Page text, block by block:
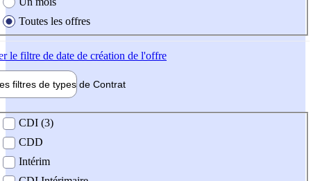
Toutes les offres
le filtre de date de création de l'offre
filtres de types de Contrat
contrat
CDI (3)
CDD
Intérim